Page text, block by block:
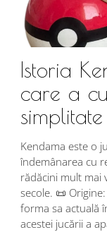
Istoria
care a
Kendama este o
îndemânarea cu
rădăcini mult mai
secole. 📜
forma sa actuală
acestei jucării a